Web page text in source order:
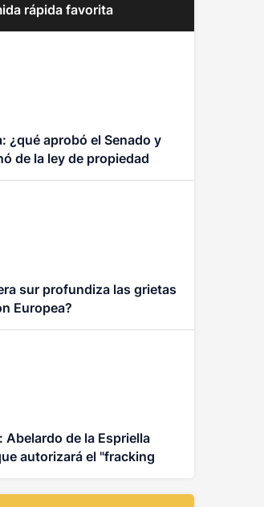
rápida favorita
¿qué aprobó el Senado y
de la ley de propiedad
desata protestas?
sur profundiza las grietas
Europea?
Abelardo de la Espriella
autorizará el "fracking